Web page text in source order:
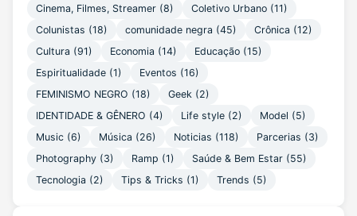
Cinema, Filmes, Streamer (8) Coletivo Urbano (11)
Colunistas (18) comunidade negra (45) Crônica (12)
Cultura (91) Economia (14) Educação (15)
Espiritualidade (1) Eventos (16)
FEMINISMO NEGRO (18) Geek (2)
IDENTIDADE & GÊNERO (4) Life style (2) Model (5)
Music (6) Música (26) Noticias (118) Parcerias (3)
Photography (3) Ramp (1) Saúde & Bem Estar (55)
Tecnologia (2) Tips & Tricks (1) Trends (5)